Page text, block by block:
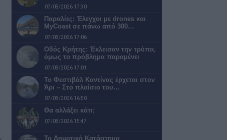
07/08/2026 17:30
Παραλίες: Έλεγχοι με drones και
MyCoast σε πάνω από 300…
07/08/2026 17:06
Οδός Κρήτης: Έκλεισαν την τρύπα,
όμως το πρόβλημα παραμένει
07/08/2026 17:01
Το Φεστιβάλ Καντίνας έρχεται στον
Άρι – Στο πλαίσιο του…
07/08/2026 16:50
Θα αλλάξει κάτι;
07/08/2026 15:47
Το Δημοτικό Κατάστημα